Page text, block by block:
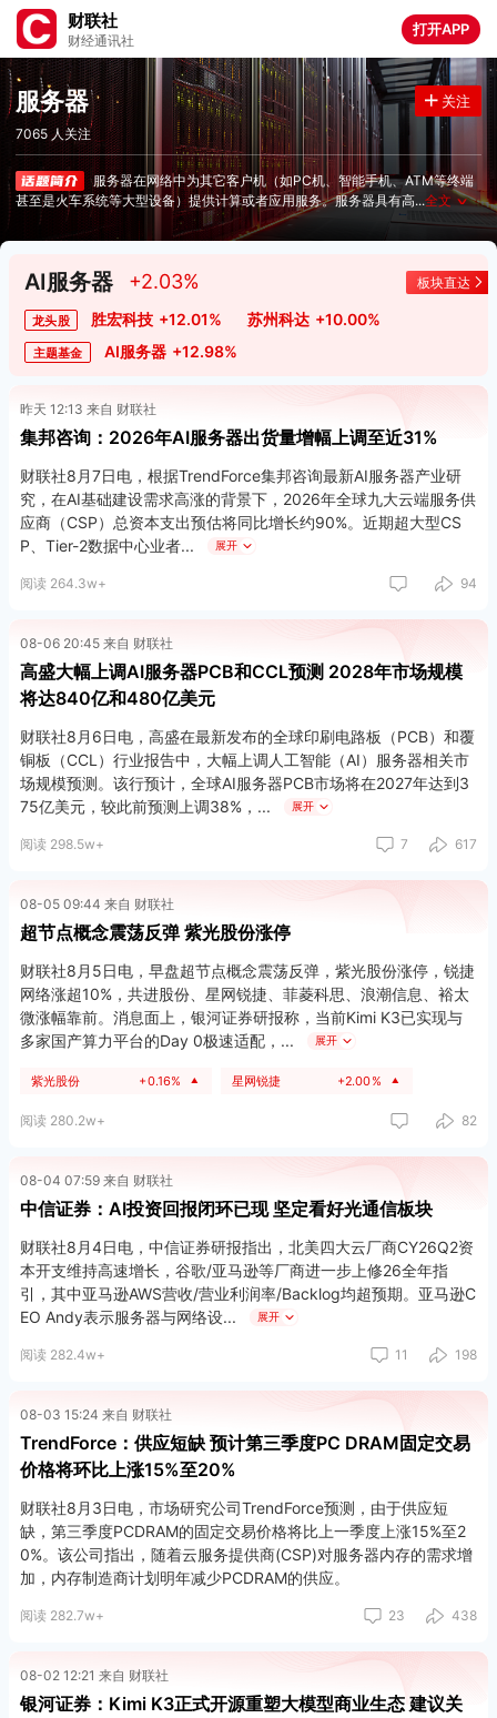
财联社
财经通讯社
打开APP
服务器 关注
7065 人关注
服务器在网络中为其它客户机（如PC机、智能手机、ATM等终端
甚至是火车系统等大型设备）提供计算或者应用服务。服务器具有高...全文 ∨
AI服务器 +2.03% 板块直达
龙头股 胜宏科技 +12.01% 苏州科达 +10.00%
主题基金 AI服务器 +12.98%
昨天 12:13 来自 财联社
集邦咨询：2026年AI服务器出货量增幅上调至近31%
财联社8月7日电，根据TrendForce集邦咨询最新AI服务器产业研
究，在AI基础建设需求高涨的背景下，2026年全球九大云端服务供
应商（CSP）总资本支出预估将同比增长约90%。近期超大型CS
P、Tier-2数据中心业者
展开
阅读 264.3w+ 94
08-06 20:45 来自 财联社
高盛大幅上调AI服务器PCB和CCL预测 2028年市场规模
将达840亿和480亿美元
财联社8月6日电，高盛在最新发布的全球印刷电路板（PCB）和覆
铜板（CCL）行业报告中，大幅上调人工智能（AI）服务器相关市
场规模预测。该行预计，全球AI服务器PCB市场将在2027年达到3
75亿美元，较此前预测上调38%，
展开
与传统服务器周期不同，本轮增长不仅来自服务器出货量增加，还
受到PCB层数提高、高阶HDI（高密度互连）渗透、CCL材料升
级，以及整机柜内部PCB使用量增加等多重因素推动。
阅读 298.5w+ 7 617
08-05 09:44 来自 财联社
超节点概念震荡反弹 紫光股份涨停
财联社8月5日电，早盘超节点概念震荡反弹，紫光股份涨停，锐捷
网络涨超10%，共进股份、星网锐捷、菲菱科思、浪潮信息、裕太
微涨幅靠前。消息面上，银河证券研报称，当前Kimi K3已实现与
多家国产算力平台的‌Day 0极速适配，
展开
紫光股份 +0.16% ▲ 星网锐捷 +2.00% ▲
阅读 280.2w+ 82
08-04 07:59 来自 财联社
中信证券：AI投资回报闭环已现 坚定看好光通信板块
财联社8月4日电，中信证券研报指出，北美四大云厂商CY26Q2资
本开支维持高速增长，谷歌/亚马逊等厂商进一步上修26全年指
引，其中亚马逊AWS营收/营业利润率/Backlog均超预期。亚马逊C
EO Andy表示服务器与网络设
展开
阅读 282.4w+ 11 198
08-03 15:24 来自 财联社
TrendForce：供应短缺 预计第三季度PC DRAM固定交易
价格将环比上涨15%至20%
财联社8月3日电，市场研究公司TrendForce预测，由于供应短
缺，第三季度PCDRAM的固定交易价格将比上一季度上涨15%至2
0%。该公司指出，随着云服务提供商(CSP)对服务器内存的需求增
加，内存制造商计划明年减少PCDRAM的供应。
阅读 282.7w+ 23 438
08-02 12:21 来自 财联社
银河证券：Kimi K3正式开源重塑大模型商业生态 建议关